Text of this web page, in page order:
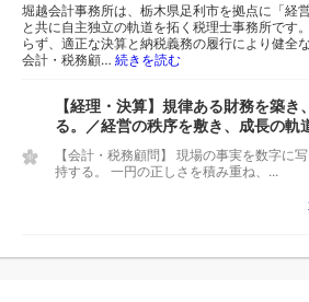
堀越会計事務所は、栃木県足利市を拠点に「経
と共に自主独立の軌道を拓く税理士事務所です
らず、適正な決算と納税義務の履行により健全
会計・税務顧… 続きを読む
【経理・決算】規律ある財務を築き
る。／経営の秩序を敷き、成長の軌
【会計・税務顧問】 現場の事実を数字に
持する。 一円の正しさを積み重ね、...